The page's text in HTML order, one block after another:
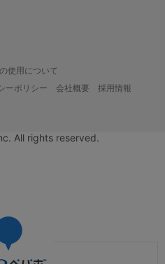
使用について
ーポリシー 会社概要
採用情報
All rights reserved.